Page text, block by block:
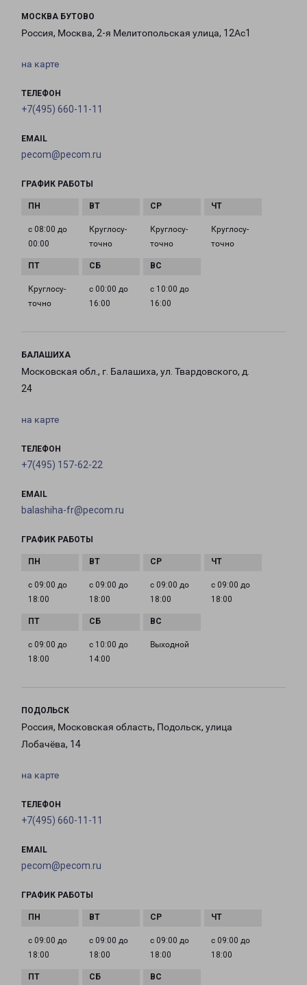
МОСКВА БУТОВО
Россия, Москва, 2-я Мелитопольская улица, 12Ас1
на карте
ТЕЛЕФОН
+7(495) 660-11-11
EMAIL
pecom@pecom.ru
ГРАФИК РАБОТЫ
с 08:00 до
00:00
Круглосу­
точно
Круглосу­
точно
Круглосу­
точно
Круглосу­
точно
с 00:00 до
16:00
с 10:00 до
16:00
БАЛАШИХА
Московская обл., г. Балашиха, ул. Твардовского, д.
24
на карте
ТЕЛЕФОН
+7(495) 157-62-22
EMAIL
balashiha-fr@pecom.ru
ГРАФИК РАБОТЫ
с 09:00 до
18:00
с 09:00 до
18:00
с 09:00 до
18:00
с 09:00 до
18:00
с 09:00 до
18:00
с 10:00 до
14:00
Выходной
ПОДОЛЬСК
Россия, Московская область, Подольск, улица
Лобачёва, 14
на карте
ТЕЛЕФОН
+7(495) 660-11-11
EMAIL
pecom@pecom.ru
ГРАФИК РАБОТЫ
с 09:00 до
18:00
с 09:00 до
18:00
с 09:00 до
18:00
с 09:00 до
18:00